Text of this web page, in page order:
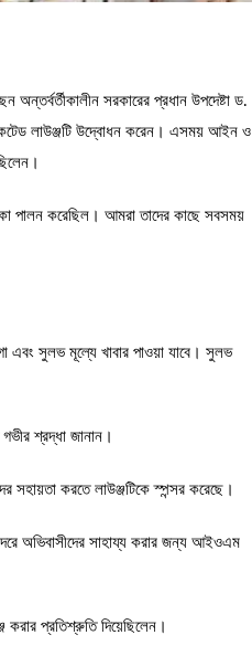
সরকারের প্রধান উপদেষ্টা ড.
লাউঞ্জটি উদ্বোধন করেন। এসময় আইন ও
পালন করেছিল। আমরা তাদের কাছে সবসময়
এবং সুলভ মূল্যে খাবার পাওয়া যাবে। সুলভ
শ্রদ্ধা জানান।
সহায়তা করতে লাউঞ্জটিকে স্পন্সর করেছে।
অভিবাসীদের সাহায্য করার জন্য আইওএম
করার প্রতিশ্রুতি দিয়েছিলেন।